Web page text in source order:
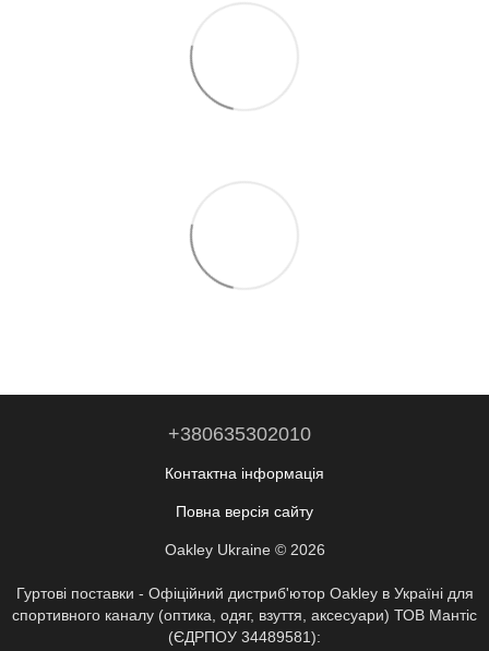
+380635302010
Контактна інформація
Повна версія сайту
Oakley Ukraine © 2026
Гуртові поставки - Офіційний дистриб'ютор Oakley в Україні для
спортивного каналу (оптика, одяг, взуття, аксесуари) ТОВ Мантіс
(ЄДРПОУ 34489581):